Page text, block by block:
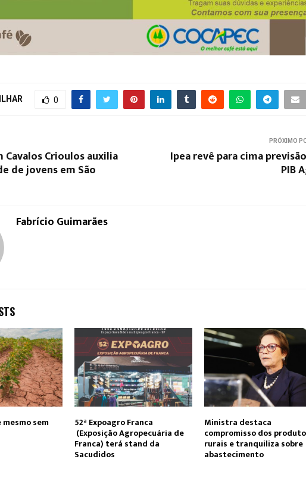
0
Cavalos Crioulos auxilia
de jovens em São
PRÓXIMO
Ipea revê para cima
PIB
Fabrício Guimarães
sem 52ª Expoagro Franca
(Exposição Agropecuária de
Franca) terá stand da
Sacudidos
Ministra destaca
compromisso dos
rurais e tranquiliza sobre
abastecimento